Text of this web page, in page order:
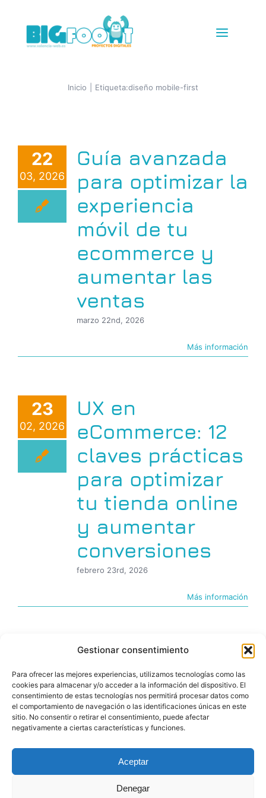
Gestionar consentimiento
Para ofrecer las mejores experiencias, utilizamos tecnologías como las
cookies para almacenar y/o acceder a la información del dispositivo. El
consentimiento de estas tecnologías nos permitirá procesar datos como
el comportamiento de navegación o las identificaciones únicas en este
sitio. No consentir o retirar el consentimiento, puede afectar
negativamente a ciertas características y funciones.
Aceptar
Denegar
contenido
Toggle
IG + TikTok Shop
Redes
SEM+SEO
Inicio Etiqueta:diseño mobile-first
22
03, 2026
Guía avanzada
para optimizar la
experiencia
móvil de tu
ecommerce y
aumentar las
ventas
marzo 22nd, 2026
Más información
23
02, 2026
UX en
eCommerce: 12
claves prácticas
para optimizar
tu tienda online
y aumentar
conversiones
febrero 23rd, 2026
Más información
© Copyright 2026 |BIGfoot | PROYECTOS DIGITALES